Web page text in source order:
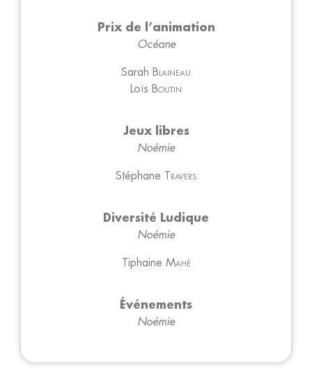
Prix de l’animation
Océane
Sarah Blaineau
Loïs Boutin
Jeux libres
Noémie
Stéphane Travers
Diversité Ludique
Noémie
Tiphaine Mahé
Événements
Noémie